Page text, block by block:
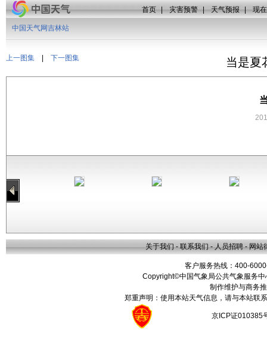
首页 | 灾害预警 | 天气预报 | 现
上一图集 下一图集
中国天气网吉林站
当是夏
关于我们 - 联系我们 - 人员招聘 - 网站
客户服务热线：400-
Copyright©中国气象局公共气象服务
制作维护与商务
郑重声明：使用本站天气信息，请与本站联
京ICP证010385